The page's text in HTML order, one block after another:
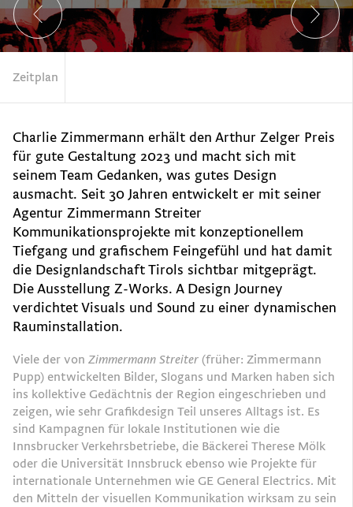
Zeitplan
Charlie Zimmermann erhält den Arthur Zelger Preis
für gute Gestaltung 2023 und macht sich mit
seinem Team Gedanken, was gutes Design
ausmacht. Seit 30 Jahren entwickelt er mit seiner
Agentur Zimmermann Streiter
Kommunikationsprojekte mit konzeptionellem
Tiefgang und grafischem Feingefühl und hat damit
die Designlandschaft Tirols sichtbar mitgeprägt.
Die Ausstellung Z-Works. A Design Journey
verdichtet Visuals und Sound zu einer dynamischen
Rauminstallation.
Viele der von Zimmermann Streiter (früher: Zimmermann
Pupp) entwickelten Bilder, Slogans und Marken haben sich
ins kollektive Gedächtnis der Region eingeschrieben und
zeigen, wie sehr Grafikdesign Teil unseres Alltags ist. Es
sind Kampagnen für lokale Institutionen wie die
Innsbrucker Verkehrsbetriebe, die Bäckerei Therese Mölk
oder die Universität Innsbruck ebenso wie Projekte für
internationale Unternehmen wie GE General Electrics. Mit
den Mitteln der visuellen Kommunikation wirksam zu sein